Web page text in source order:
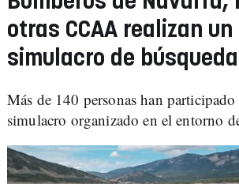
otras CCAA realizan un
simulacro de
Más de 140 personas han
simulacro organizado en el entorno